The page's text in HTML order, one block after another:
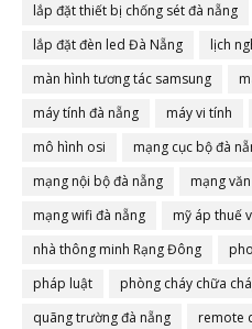
lắp đặt thiết bị chống sét đà nẵng
lắp đặt đèn led Đà Nẵng
lịch
màn hình tương tác samsung
máy tính đà nẵng
máy vi tính
mô hình osi
mạng cục bộ đà
mạng nội bộ đà nẵng
mạng
mạng wifi đà nẵng
mỹ áp thuế
nhà thông minh Rạng Đông
pháp luật
phòng cháy chữa
quãng trường đà nẵng
remote